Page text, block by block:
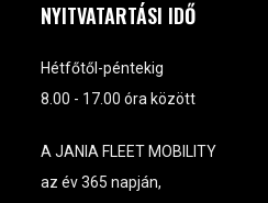
NYITVATARTÁSI IDŐ
Hétfőtől-péntekig
8.00 - 17.00 óra között
A JANIA FLEET MOBILITY
az év 365 napján,